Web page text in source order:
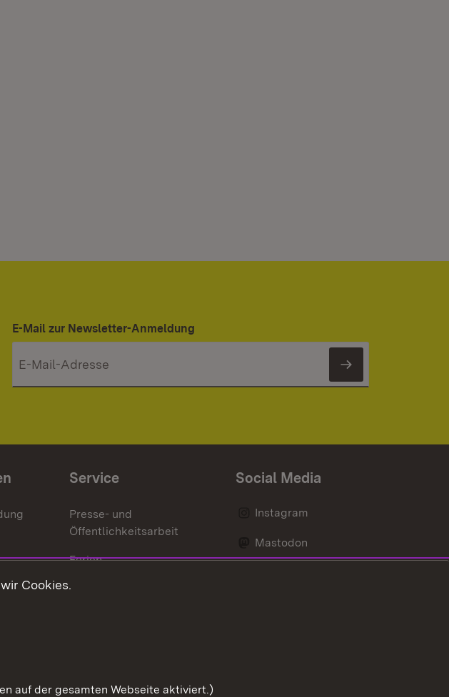
E-Mail zur Newsletter-Anmeldung
Newsletter
Service
Presse- und
Öffentlichkeitsarbeit
Ferien
Stellen
Social Media
Instagram
Mastodon
Cookies.
auf der gesamten Webseite aktiviert.)